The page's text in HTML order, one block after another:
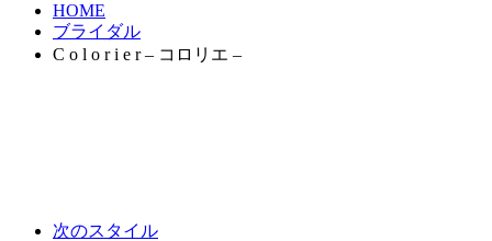
HOME
ブライダル
C o l o r i e r – コロリエ –
次のスタイル